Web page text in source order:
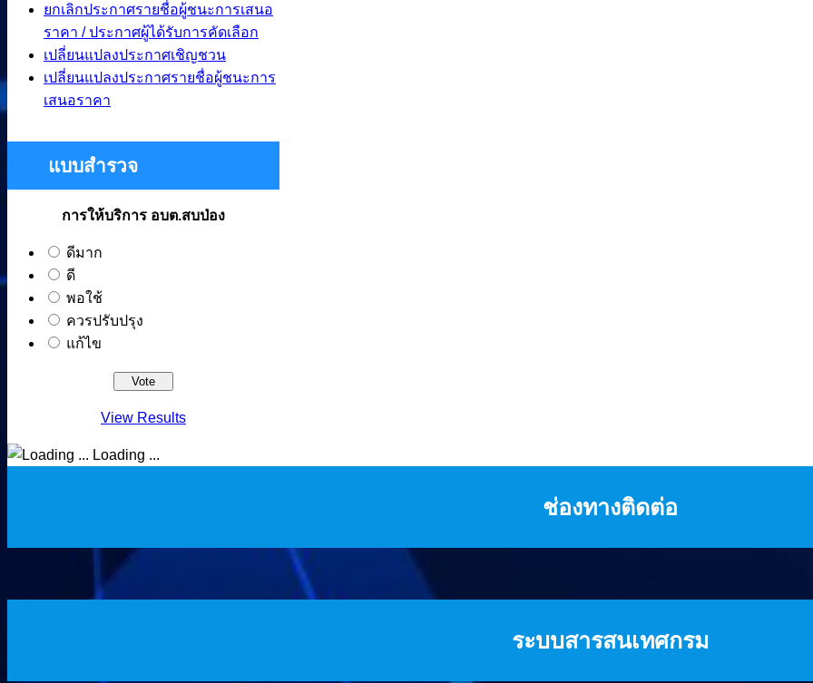
ยกเลิกประกาศรายชื่อผู้ชนะการเสนอ
ราคา / ประกาศผู้ได้รับการคัดเลือก
เปลี่ยนแปลงประกาศเชิญชวน
เปลี่ยนแปลงประกาศรายชื่อผู้ชนะการ
เสนอราคา
แบบสำรวจ
การให้บริการ อบต.สบป่อง
ดีมาก
ดี
พอใช้
ควรปรับปรุง
แก้ไข
View Results
Loading ...
ช่องทางติดต่อ
ระบบสารสนเทศกรม